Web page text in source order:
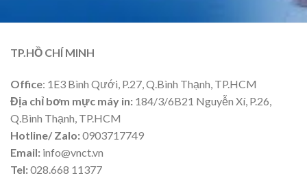
TP.HỒ CHÍ MINH
Office: 1E3 Bình Qưới, P.27, Q.Bình Thạnh, TP.HCM
Địa chỉ bơm mực máy in: 184/3/6B21 Nguyễn Xí, P.26,
Q.Bình Thạnh, TP.HCM
Hotline/ Zalo:0903717749
Email: info@vnct.vn
Tel:028.668 11377